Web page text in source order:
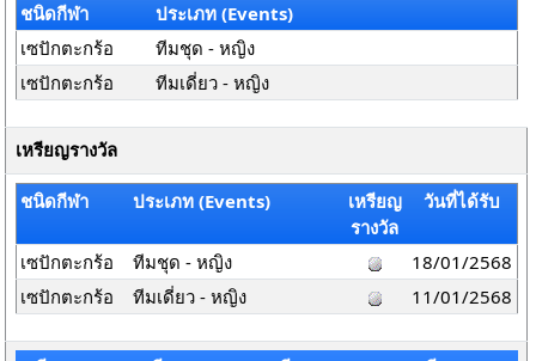
ชนิดกีฬา
ประเภท (Events)
เซปักตะกร้อ
ทีมชุด - หญิง
เซปักตะกร้อ
ทีมเดี่ยว - หญิง
เหรียญรางวัล
ชนิดกีฬา ประเภท (Events)
เหรียญ
รางวัล
วันที่ได้รับ
เซปักตะกร้อ ทีมชุด - หญิง
18/01/2568
เซปักตะกร้อ
ทีมเดี่ยว - หญิง 11/01/2568